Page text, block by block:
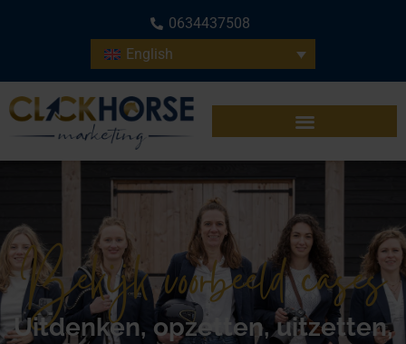
0634437508
English
Bekijk voorbeeld cases
Uitdenken, opzetten, uitzetten,